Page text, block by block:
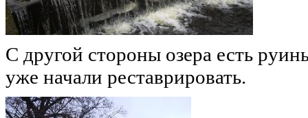
С другой стороны озера есть
уже начали реставрировать.